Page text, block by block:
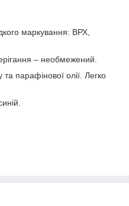
маркування: ВРХ,
– необмежений.
та парафінової олії. Легко